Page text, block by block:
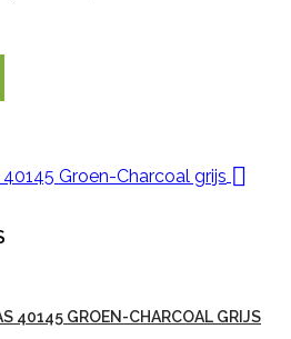

40145 GROEN-CHARCOAL GRIJS